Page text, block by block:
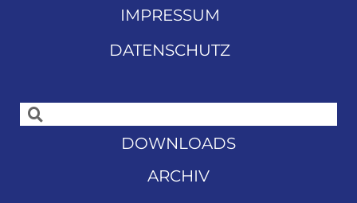
IMPRESSUM
DATENSCHUTZ
DOWNLOADS
ARCHIV